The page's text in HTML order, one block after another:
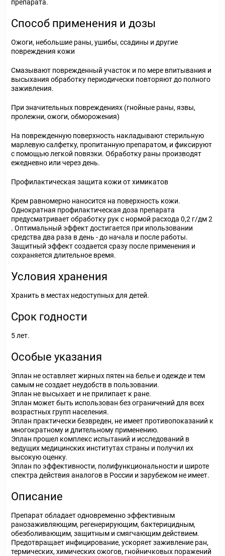
препарата.
Способ применения и дозы
Ожоги, небольшие раны, ушибы, ссадины и другие
повреждения кожи
Смазывают поврежденный участок и по мере впитывания и
высыхания обработку периодически повторяют до полного
заживления.
При значительных повреждениях (гнойные раны, язвы,
пролежни, ожоги, обморожения)
На поврежденную поверхность накладывают стерильную
марлевую салфетку, пропитанную препаратом, и фиксируют
с помощью легкой повязки. Обработку раны производят
ежедневно или через день.
Профилактическая защита кожи от химикатов
Крем равномерно наносится на поверхность кожи.
Однократная профилактическая доза препарата
предусматривает обработку рук с нормой расхода 0,2 г/дм 2
. Оптимальный эффект достигается при ипользовании
средства два раза в день - до начала и после работы.
Защитный эффект создается сразу после применения и
сохраняется длительное время.
Условия хранения
Хранить в местах недоступных для детей.
Срок годности
5 лет.
Особые указания
Эплан не оставляет жирных пятен на белье и одежде и тем
самым не создает неудобств в пользовании.
Эплан не высыхает и не прилипает к ране.
Эплан может быть использован без ограничений для всех
возрастных групп населения.
Эплан практически безвреден, не имеет противопоказаний к
многократному и длительному применению.
Эплан прошел комплекс испытаний и исследований в
ведущих медицинских институтах страны и получил их
высокую оценку.
Эплан по эффективности, полифункциональности и широте
спектра действия аналогов в России и зарубежом не имеет.
Описание
Препарат обладает одновременно эффективным
ранозаживляющим, регенерирующим, бактерицидным,
обезболивающим, защитным и смягчающим действием.
Предотвращает инфицирование, ускоряет заживление ран,
термических, химических ожогов, гнойничковых поражений